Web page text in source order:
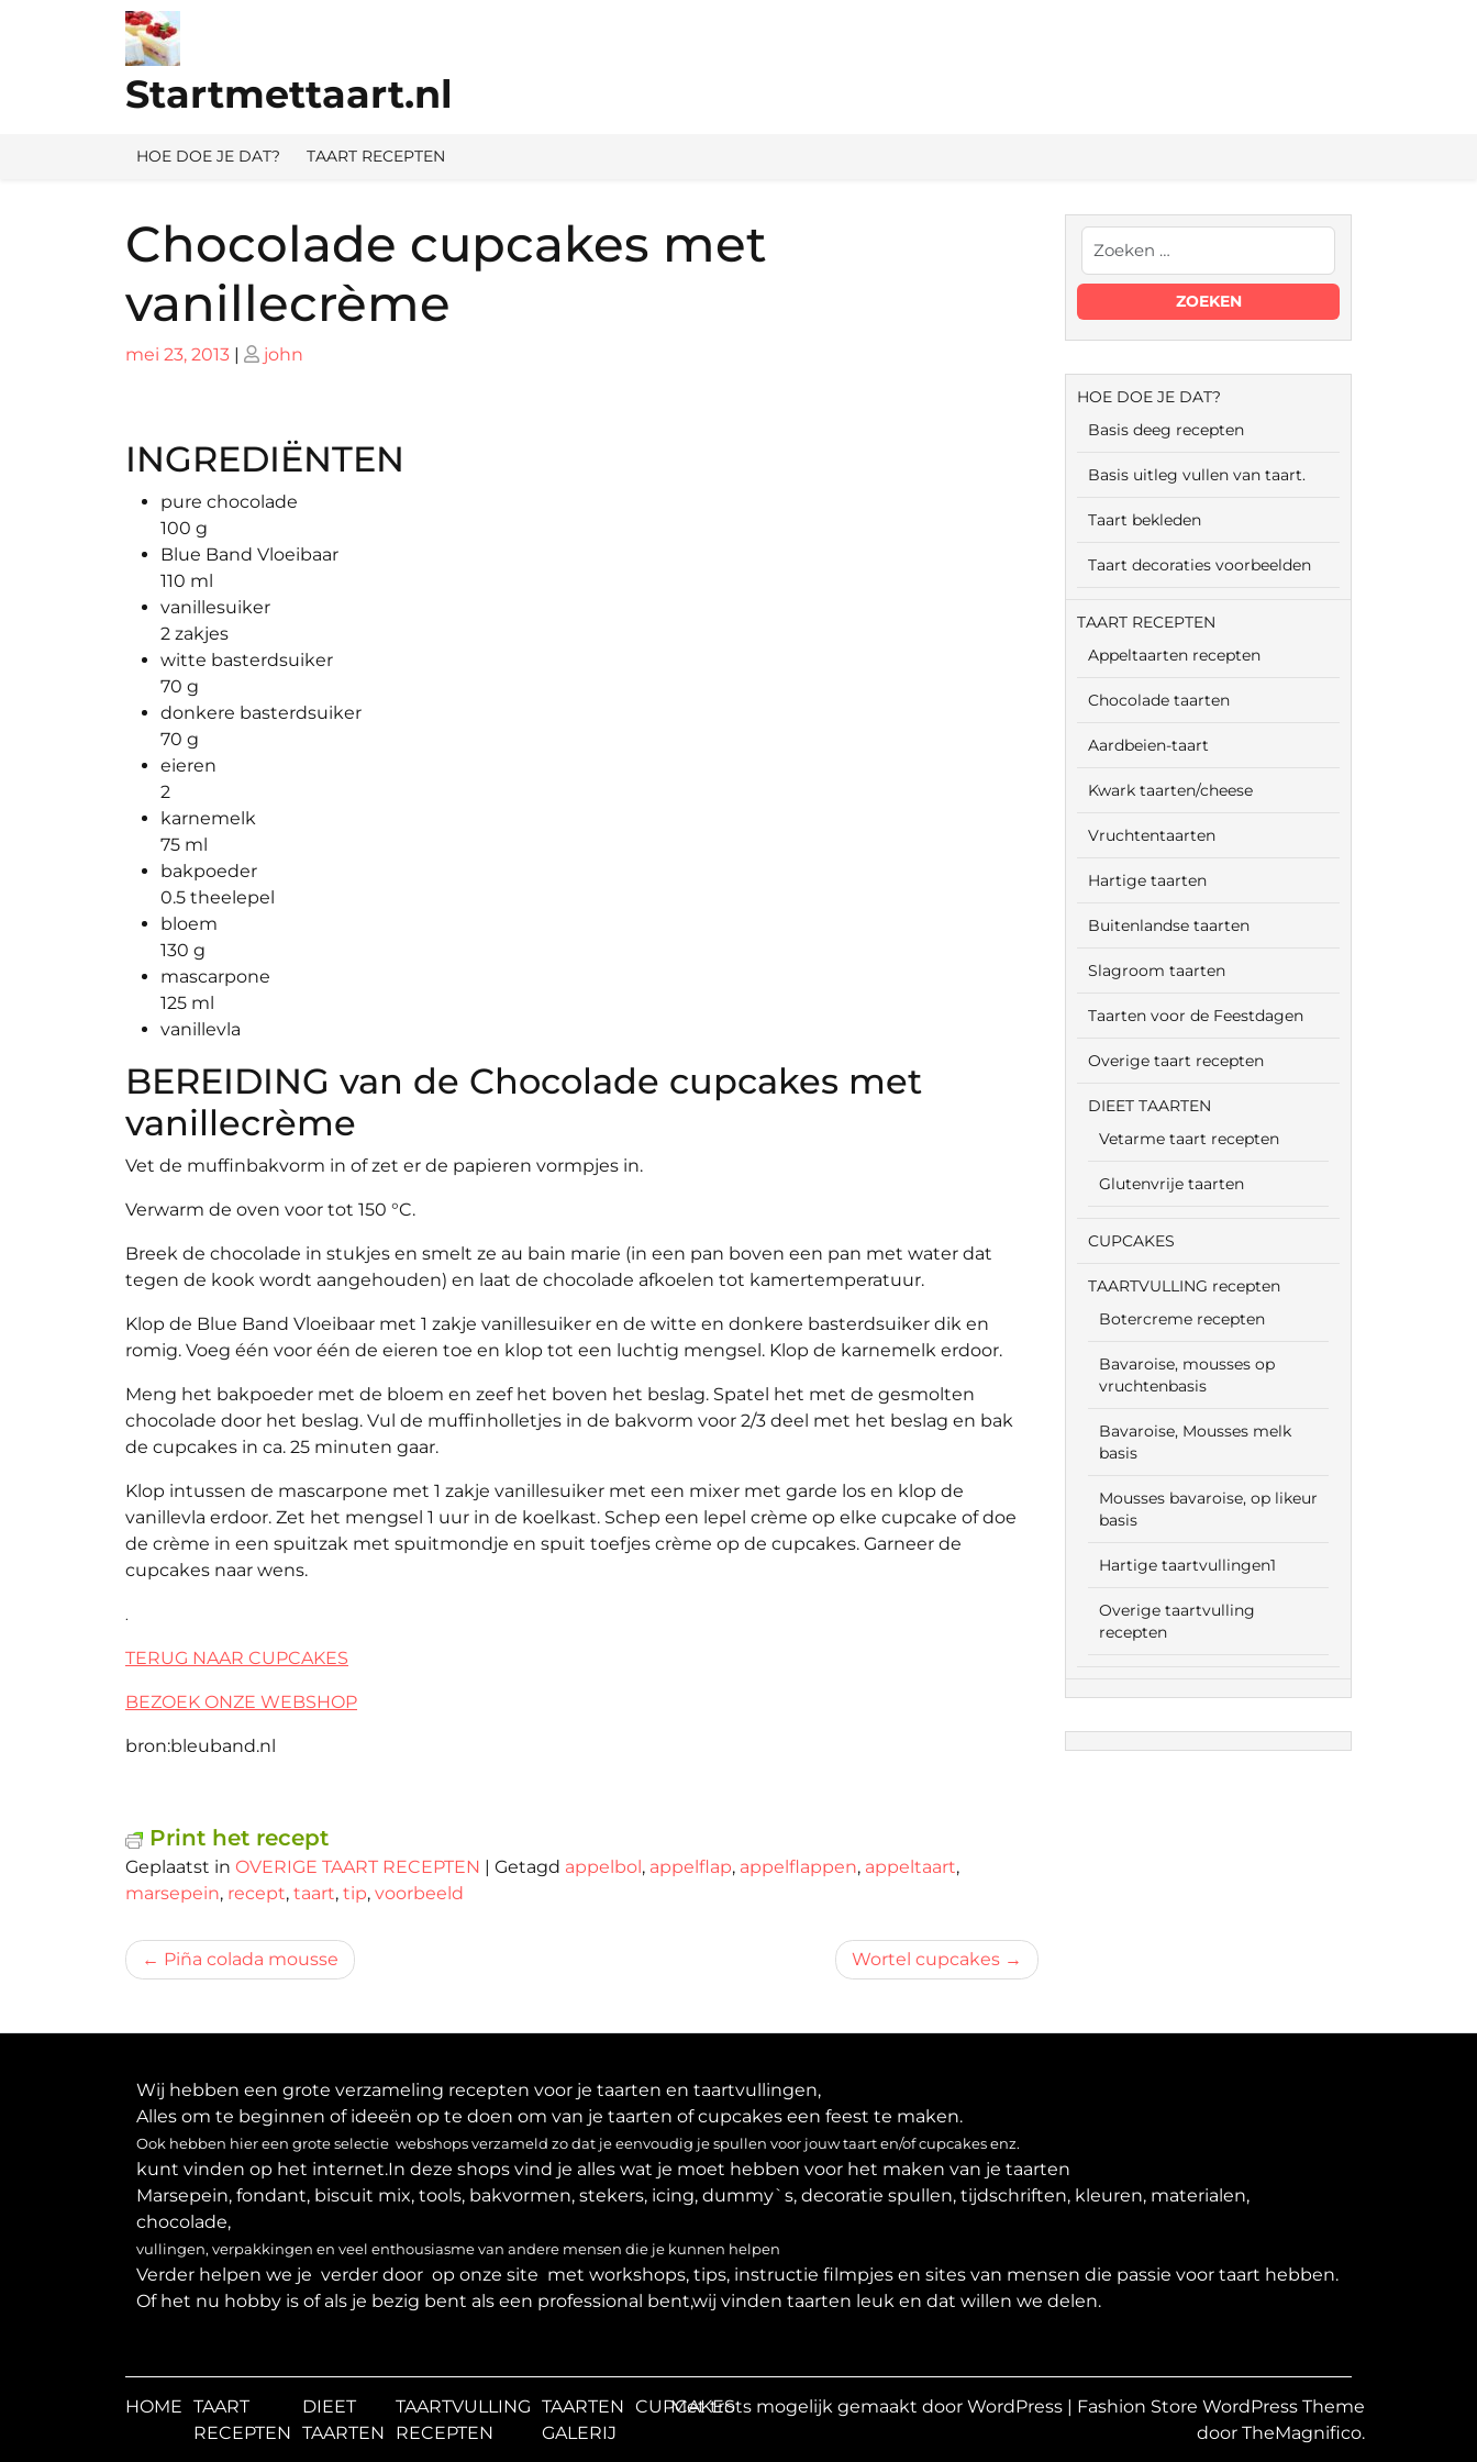
Startmettaart.nl
HOE DOE JE DAT? TAART RECEPTEN
Chocolade cupcakes met
vanillecrème
Geplaatst
mei 23, 2013 | Geplaatst
john
INGREDIËNTEN
pure chocolade
100 g
Blue Band Vloeibaar
110 ml
vanillesuiker
2 zakjes
witte basterdsuiker
70 g
donkere basterdsuiker
70 g
eieren
2
karnemelk
75 ml
bakpoeder
0.5 theelepel
bloem
130 g
mascarpone
125 ml
vanillevla
BEREIDING van de Chocolade cupcakes met
vanillecrème
Vet de muffinbakvorm in of zet er de papieren vormpjes in.
Verwarm de oven voor tot 150 °C.
Breek de chocolade in stukjes en smelt ze au bain marie (in een pan boven een pan met water dat
tegen de kook wordt aangehouden) en laat de chocolade afkoelen tot kamertemperatuur.
Klop de Blue Band Vloeibaar met 1 zakje vanillesuiker en de witte en donkere basterdsuiker dik en
romig. Voeg één voor één de eieren toe en klop tot een luchtig mengsel. Klop de karnemelk erdoor.
Meng het bakpoeder met de bloem en zeef het boven het beslag. Spatel het met de gesmolten
chocolade door het beslag. Vul de muffinholletjes in de bakvorm voor 2/3 deel met het beslag en bak
de cupcakes in ca. 25 minuten gaar.
Klop intussen de mascarpone met 1 zakje vanillesuiker met een mixer met garde los en klop de
vanillevla erdoor. Zet het mengsel 1 uur in de koelkast. Schep een lepel crème op elke cupcake of doe
de crème in een spuitzak met spuitmondje en spuit toefjes crème op de cupcakes. Garneer de
cupcakes naar wens.
.
TERUG NAAR CUPCAKES
BEZOEK ONZE WEBSHOP
bron:bleuband.nl
Print het recept
Geplaatst in OVERIGE TAART RECEPTEN | Getagd appelbol, appelflap, appelflappen, appeltaart,
marsepein, recept, taart, tip, voorbeeld
Bericht
Piña colada mousse Wortel cupcakes
HOE DOE JE DAT?
Basis deeg recepten
Basis uitleg vullen van taart.
Taart bekleden
Taart decoraties voorbeelden
TAART RECEPTEN
Appeltaarten recepten
Chocolade taarten
Aardbeien-taart
Kwark taarten/cheese
Vruchtentaarten
Hartige taarten
Buitenlandse taarten
Slagroom taarten
Taarten voor de Feestdagen
Overige taart recepten
DIEET TAARTEN
Vetarme taart recepten
Glutenvrije taarten
CUPCAKES
TAARTVULLING recepten
Botercreme recepten
Bavaroise, mousses op
vruchtenbasis
Bavaroise, Mousses melk
basis
Mousses bavaroise, op likeur
basis
Hartige taartvullingen1
Overige taartvulling
recepten
Wij hebben een grote verzameling recepten voor je taarten en taartvullingen,
Alles om te beginnen of ideeën op te doen om van je taarten of cupcakes een feest te maken.
Ook hebben hier een grote selectie webshops verzameld zo dat je eenvoudig je spullen voor jouw taart en/of cupcakes enz.
kunt vinden op het internet.In deze shops vind je alles wat je moet hebben voor het maken van je taarten
Marsepein, fondant, biscuit mix, tools, bakvormen, stekers, icing, dummy`s, decoratie spullen, tijdschriften, kleuren, materialen,
chocolade,
vullingen, verpakkingen en veel enthousiasme van andere mensen die je kunnen helpen
Verder helpen we je verder door op onze site met workshops, tips, instructie filmpjes en sites van mensen die passie voor taart hebben.
Of het nu hobby is of als je bezig bent als een professional bent,wij vinden taarten leuk en dat willen we delen.
HOME TAART
RECEPTEN
DIEET
TAARTEN
TAARTVULLING
RECEPTEN
TAARTEN
GALERIJ
CUPCAKES
Met trots mogelijk gemaakt door WordPress | Fashion Store WordPress Theme
door TheMagnifico.